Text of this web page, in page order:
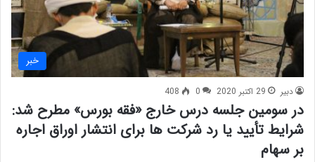
خبر
دبیر 29 اکتبر 2020 0
408
در سومین جلسه درس خارج «فقه بورس» مطرح شد:
شرایط تأیید یا رد شرکت ها برای انتشار اوراق اجاره
بر سهام